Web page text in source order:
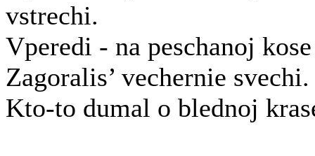
vstrechi.
Vperedi - na peschanoj kose
Zagoralis’ vechernie svechi.
Kto-to dumal o blednoj